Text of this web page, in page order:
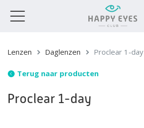
Toggle
Lenzen Daglenzen Proclear 1-day
Terug naar producten
Proclear 1-day